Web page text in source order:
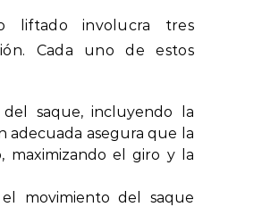
liftado involucra tres
Cada uno de estos
saque, incluyendo la
adecuada asegura que la
el giro y la
movimiento del saque